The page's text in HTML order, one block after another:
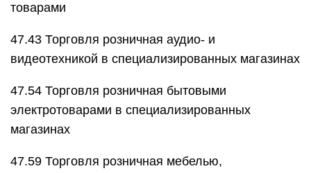
товарами
47.43 Торговля розничная аудио- и
видеотехникой в специализированных магазинах
47.54 Торговля розничная бытовыми
электротоварами в специализированных
магазинах
47.59 Торговля розничная мебелью,